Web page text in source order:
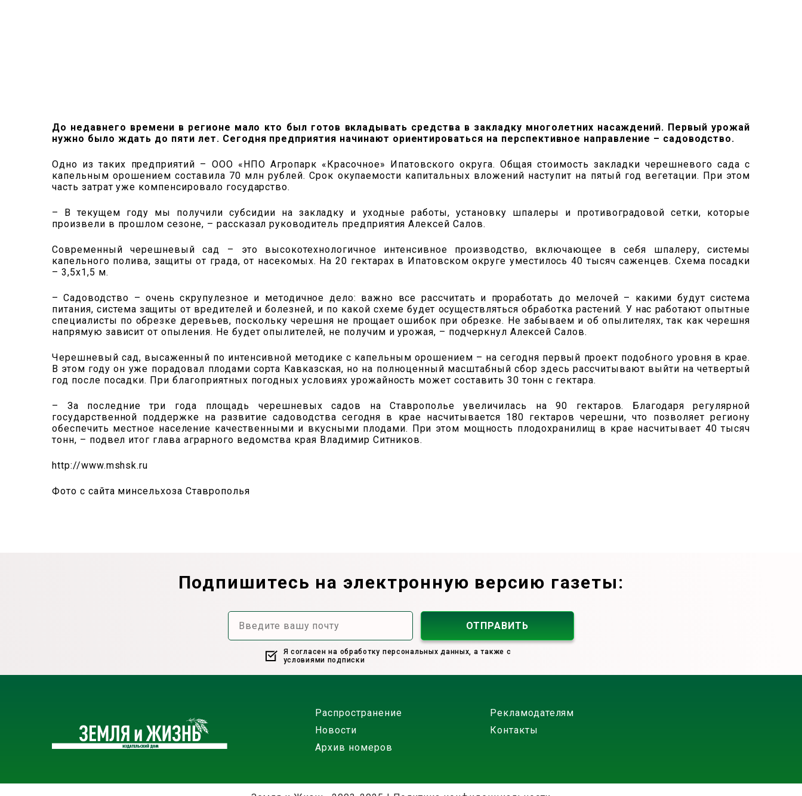
До недавнего времени в регионе мало кто был готов вкладывать средства в закладку многолетних насаждений. Первый урожай
нужно было ждать до пяти лет. Сегодня предприятия начинают ориентироваться на перспективное направление – садоводство.
Одно из таких предприятий – ООО «НПО Агропарк «Красочное» Ипатовского округа. Общая стоимость закладки черешневого сада с
капельным орошением составила 70 млн рублей. Срок окупаемости капитальных вложений наступит на пятый год вегетации. При этом
часть затрат уже компенсировало государство.
– В текущем году мы получили субсидии на закладку и уходные работы, установку шпалеры и противоградовой сетки, которые
произвели в прошлом сезоне, – рассказал руководитель предприятия Алексей Салов.
Современный черешневый сад – это высокотехнологичное интенсивное производство, включающее в себя шпалеру, системы
капельного полива, защиты от града, от насекомых. На 20 гектарах в Ипатовском округе уместилось 40 тысяч саженцев. Схема посадки
– 3,5х1,5 м.
– Садоводство – очень скрупулезное и методичное дело: важно все рассчитать и проработать до мелочей – какими будут система
питания, система защиты от вредителей и болезней, и по какой схеме будет осуществляться обработка растений. У нас работают опытные
специалисты по обрезке деревьев, поскольку черешня не прощает ошибок при обрезке. Не забываем и об опылителях, так как черешня
напрямую зависит от опыления. Не будет опылителей, не получим и урожая, – подчеркнул Алексей Салов.
Черешневый сад, высаженный по интенсивной методике с капельным орошением – на сегодня первый проект подобного уровня в крае.
В этом году он уже порадовал плодами сорта Кавказская, но на полноценный масштабный сбор здесь рассчитывают выйти на четвертый
год после посадки. При благоприятных погодных условиях урожайность может составить 30 тонн с гектара.
– За последние три года площадь черешневых садов на Ставрополье увеличилась на 90 гектаров. Благодаря регулярной
государственной поддержке на развитие садоводства сегодня в крае насчитывается 180 гектаров черешни, что позволяет региону
обеспечить местное население качественными и вкусными плодами. При этом мощность плодохранилищ в крае насчитывает 40 тысяч
тонн, – подвел итог глава аграрного ведомства края Владимир Ситников.
http://www.mshsk.ru
Фото с сайта минсельхоза Ставрополья
Подпишитесь на электронную версию газеты:
Я согласен на обработку персональных данных, а также с
условиями подписки
Распространение
Новости
Архив номеров
Рекламодателям
Контакты